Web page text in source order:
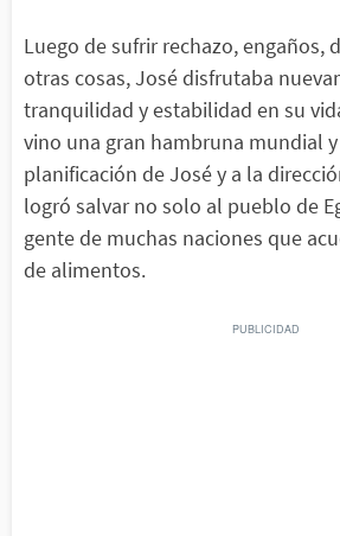
Luego de sufrir rechazo, engaños,
otras cosas, José disfrutaba
tranquilidad y estabilidad en su
vino una gran hambruna mundial
planificación de José y a la
logró salvar no solo al pueblo de
gente de muchas naciones que
de alimentos.